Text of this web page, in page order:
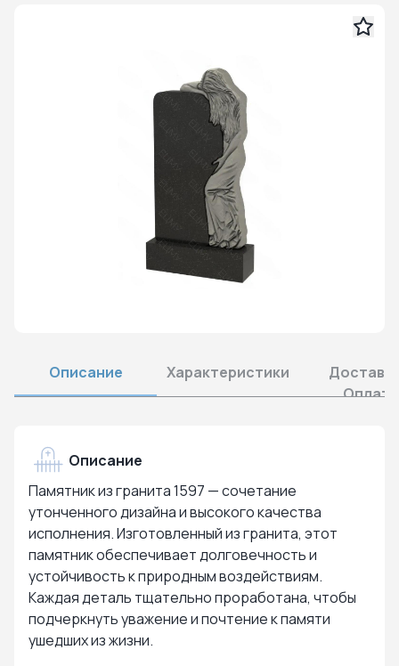
Описание Характеристики
Оплата
Описание
Памятник из гранита 1597 — сочетание
утонченного дизайна и высокого качества
исполнения. Изготовленный из гранита, этот
памятник обеспечивает долговечность и
устойчивость к природным воздействиям.
Каждая деталь тщательно проработана, чтобы
подчеркнуть уважение и почтение к памяти
ушедших из жизни.